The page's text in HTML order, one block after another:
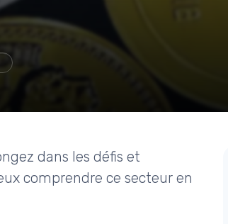
dans les défis et
comprendre ce secteur en